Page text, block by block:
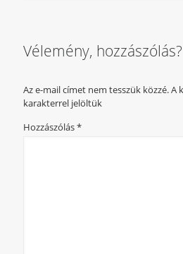
Vélemény, hozzászólás?
Az e-mail címet nem tesszük közzé.A
karakterrel jelöltük
Hozzászólás*